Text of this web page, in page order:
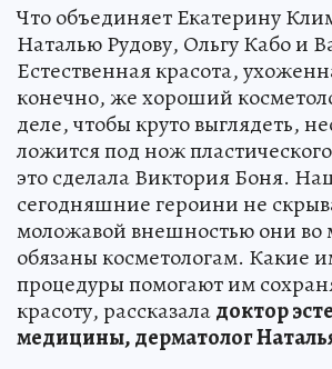
Что объединяет Екатерину
Наталью Рудову, Ольгу Кабо и
Естественная красота,
конечно, же хороший
деле, чтобы круто выглядеть,
ложится под нож
это сделала Виктория Боня.
сегодняшние героини не
моложавой внешностью они во
обязаны косметологам. Какие
процедуры помогают им
красоту, рассказаладоктор
медицины, дерматолог